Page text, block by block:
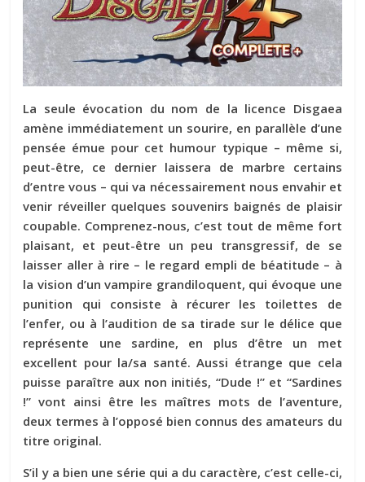
La seule évocation du nom de la licence Disgaea
amène immédiatement un sourire, en parallèle d’une
pensée émue pour cet humour typique – même si,
peut-être, ce dernier laissera de marbre certains
d’entre vous – qui va nécessairement nous envahir et
venir réveiller quelques souvenirs baignés de plaisir
coupable. Comprenez-nous, c’est tout de même fort
plaisant, et peut-être un peu transgressif, de se
laisser aller à rire – le regard empli de béatitude – à
la vision d’un vampire grandiloquent, qui évoque une
punition qui consiste à récurer les toilettes de
l’enfer, ou à l’audition de sa tirade sur le délice que
représente une sardine, en plus d’être un met
excellent pour la/sa santé. Aussi étrange que cela
puisse paraître aux non initiés, “Dude !” et “Sardines
!” vont ainsi être les maîtres mots de l’aventure,
deux termes à l’opposé bien connus des amateurs du
titre original.
S’il y a bien une série qui a du caractère, c’est celle-ci,